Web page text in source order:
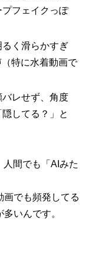
フェイクっぽ
るく滑らかすぎ
特に水着動画で
バレせず、角度
してる？」と
間でも「AIみた
画でも頻発してる
いんです。